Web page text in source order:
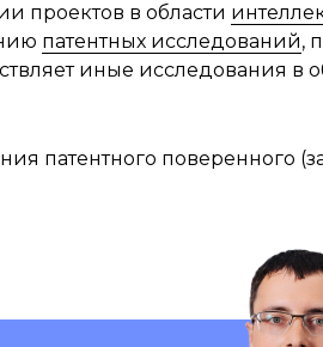
проектов в области
патентных исследований,
иные исследования в
патентного поверенного